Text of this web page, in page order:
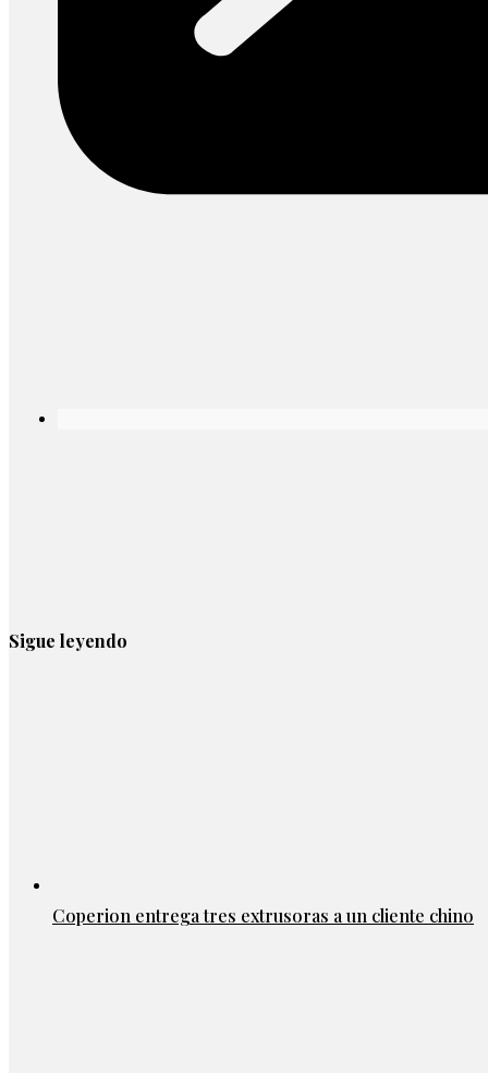
Sigue leyendo
Coperion entrega tres extrusoras a un cliente chino